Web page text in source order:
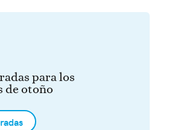
para los
de otoño